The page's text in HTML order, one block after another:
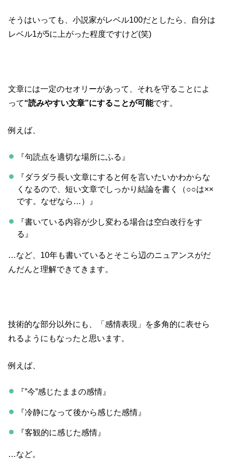
そうはいっても、小説家がレベル100だとしたら、自分は
レベル1が5に上がった程度ですけど(笑)
文章には一定のセオリーがあって、それを守ることによ
って“読みやすい文章”にすることが可能です。
例えば、
『句読点を適切な場所にふる』
『ダラダラ長い文章にすると何を言いたいかわからな
くなるので、短い文章でしっかり結論を書く（○○は××
です。なぜなら…）』
『書いている内容が少し変わる場合は空白改行をす
る』
…など、10年も書いているとそこら辺のニュアンスがだ
んだんと理解できてきます。
技術的な部分以外にも、「感情表現」を多角的に表せら
れるようにもなったと思います。
例えば、
『”今”感じたままの感情』
『冷静になって後から感じた感情』
『客観的に感じた感情』
…など。